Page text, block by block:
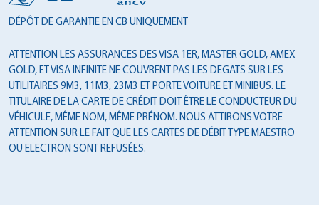
DÉPÔT DE GARANTIE EN CB UNIQUEMENT
ATTENTION LES ASSURANCES DES VISA 1ER, MASTER GOLD, AMEX
GOLD, ET VISA INFINITE NE COUVRENT PAS LES DEGATS SUR LES
UTILITAIRES 9M3, 11M3, 23M3 ET PORTE VOITURE ET MINIBUS. LE
TITULAIRE DE LA CARTE DE CRÉDIT DOIT ÊTRE LE CONDUCTEUR DU
VÉHICULE, MÊME NOM, MÊME PRÉNOM. NOUS ATTIRONS VOTRE
ATTENTION SUR LE FAIT QUE LES CARTES DE DÉBIT TYPE MAESTRO
OU ELECTRON SONT REFUSÉES.